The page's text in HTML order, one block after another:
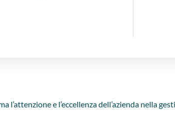
e l’eccellenza dell’azienda nella